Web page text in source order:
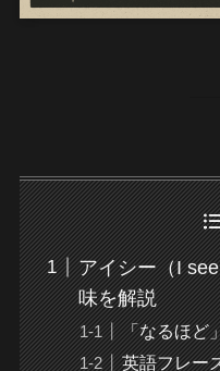
アイシー（I
味を解説
「なるほど
英語フレー